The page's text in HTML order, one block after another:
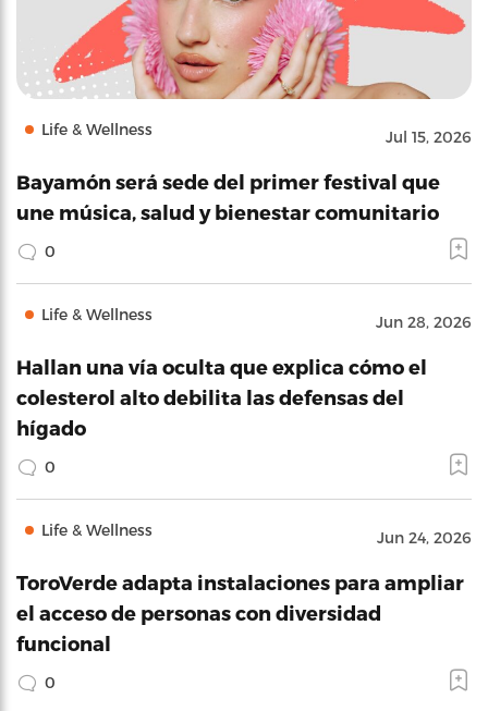
Life & Wellness Jul 15, 2026
Bayamón será sede del primer festival que
une música, salud y bienestar comunitario
0
Life & Wellness Jun 28, 2026
Hallan una vía oculta que explica cómo el
colesterol alto debilita las defensas del
hígado
0
Life & Wellness Jun 24, 2026
ToroVerde adapta instalaciones para ampliar
el acceso de personas con diversidad
funcional
0